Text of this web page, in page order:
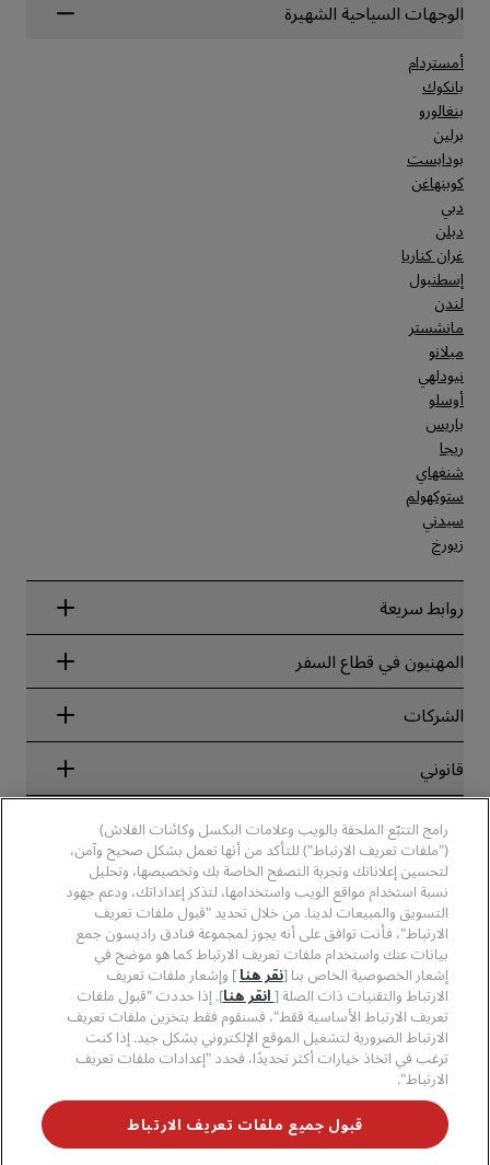
الوجهات السياحية الشهيرة
أمستردام
بانكوك
بنغالورو
برلين
بودابست
كوبنهاغن
دبي
دبلن
غران كناريا
إسطنبول
لندن
مانشستر
ميلانو
نيودلهي
أوسلو
باريس
ريجا
شنغهاي
ستوكهولم
سيدني
زيورخ
روابط سريعة
Radisson Rewards
ضمان أفضل سعر حجز عبر الإنترنت
Blog
الوجهات
تطبيق فنادق راديسون
الفنادق المعتمدة في مجال الرياضة
فنادق مناسبة للعائلات
الصحة والسلامة
المهنيون في قطاع السفر
الشركاء
الشركات
مجموعة فنادق راديسون
وسائل الإعلام
الوظائف، مجموعة فنادق PPHE
الوظائف في مجموعة فنادق EHL
The Club by RHG
فرص التنمية
الأعمال المسؤولة
المشتريات
قانوني
الإشعار القانوني
شروط برنامج Radisson Rewards وأحكامه
اتفاقية استخدام الموقع
سهولة التصفح الرقمي
بيان الرق ّ المعاصر
مساعدة
تنبيهات للمستهلكين
بيانات الاتصال
الأسئلة الشائعة
خريطة الموقع
وسائل التواصل الاجتماعي
علامات فنادق راديسون التجارية
لا تفوّت فرصة الحصول على أفضل عروضنا
رامج التتبّع الملحقة بالويب وعلامات البكسل وكائنات الفلاش)
("ملفات تعريف الارتباط") للتأكد من أنها تعمل بشكل صحيح وآمن،
لتحسين إعلاناتك وتجربة التصفح الخاصة بك وتخصيصها، وتحليل
نسبة استخدام مواقع الويب واستخدامها، لتذكر إعداداتك، ودعم جهود
التسويق والمبيعات لدينا. من خلال تحديد "قبول ملفات تعريف
الارتباط"، فأنت توافق على أنه يجوز لمجموعة فنادق راديسون جمع
بيانات عنك واستخدام ملفات تعريف الارتباط كما هو موضح في
إشعار الخصوصية الخاص بنا [نقر هنا ] وإشعار ملفات تعريف
الارتباط والتقنيات ذات الصلة [ انقر هنا]. إذا حددت "قبول ملفات
تعريف الارتباط الأساسية فقط"، فسنقوم فقط بتخزين ملفات تعريف
الارتباط الضرورية لتشغيل الموقع الإلكتروني بشكل جيد. إذا كنت
ترغب في اتخاذ خيارات أكثر تحديدًا، فحدد "إعدادات ملفات تعريف
الارتباط".
قبول جميع ملفات تعريف الارتباط